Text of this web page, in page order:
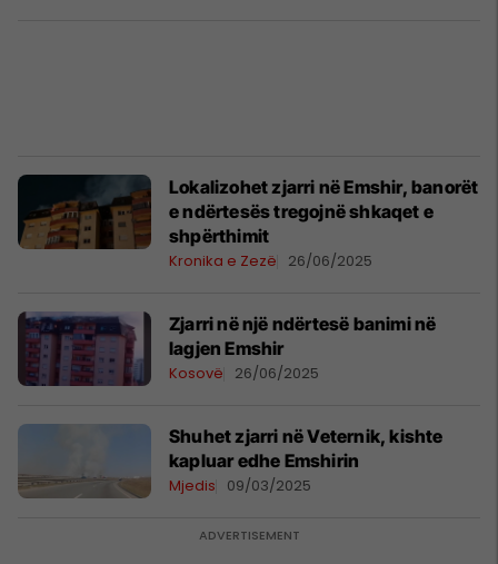
​Lokalizohet zjarri në Emshir, banorët
e ndërtesës tregojnë shkaqet e
shpërthimit
Kronika e Zezë 26/06/2025
Zjarri në një ndërtesë banimi në
lagjen Emshir
Kosovë 26/06/2025
Shuhet zjarri në Veternik, kishte
kapluar edhe Emshirin
Mjedis 09/03/2025